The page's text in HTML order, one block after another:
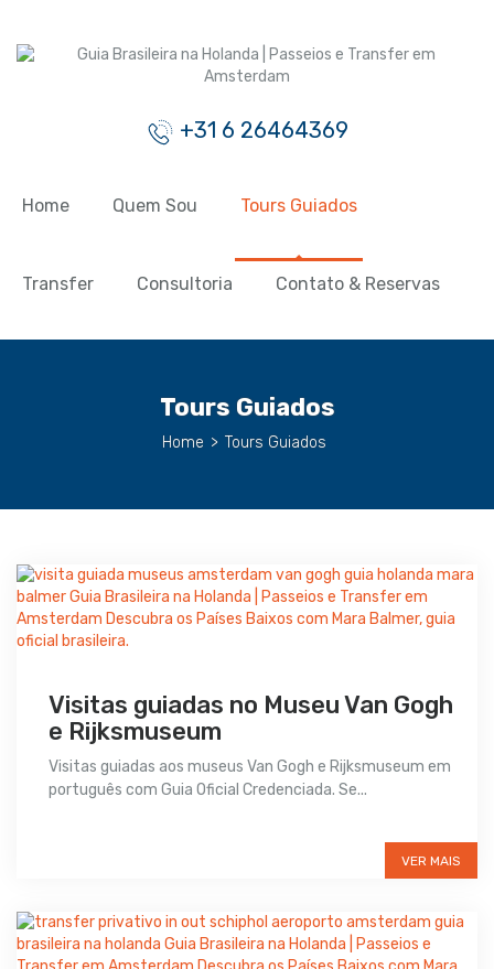
+31 6 26464369
Home Quem Sou Tours Guiados
Transfer Consultoria Contato & Reservas
Tours Guiados
Home > Tours Guiados
Visitas guiadas no Museu Van Gogh
e Rijksmuseum
Visitas guiadas aos museus Van Gogh e Rijksmuseum em
português com Guia Oficial Credenciada. Se...
VER MAIS